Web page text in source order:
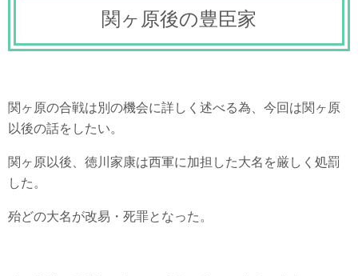
関ヶ原後の豊臣家
関ヶ原の合戦は別の機会に詳しく述べる為、今回は関ヶ原
以後の話をしたい。
関ヶ原以後、徳川家康は西軍に加担した大名を厳しく処罰
した。
殆どの大名が改易・死罪となった。